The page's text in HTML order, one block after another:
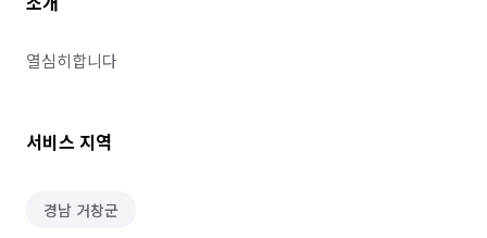
열심히합니다
서비스 지역
경남 거창군